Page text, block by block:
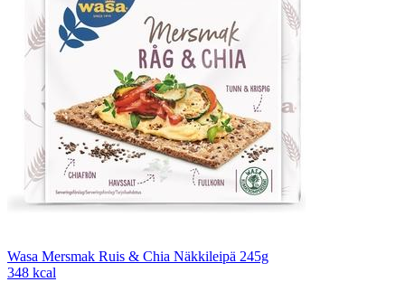
Wasa Mersmak Ruis & Chia Näkkileipä 245g
348 kcal